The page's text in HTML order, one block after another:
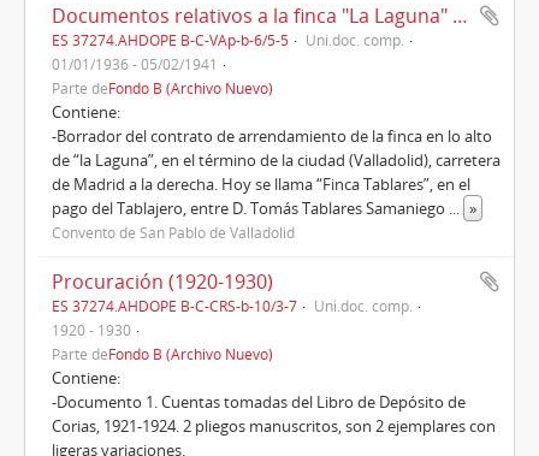
Documentos relativos a la finca "La Laguna" (1936-1941)
ES 37274.AHDOPE B-C-VAp-b-6/5-5
Uni.doc. comp.
01/01/1936 - 05/02/1941
Parte deFondo B (Archivo Nuevo)
Contiene:
-Borrador del contrato de arrendamiento de la finca en lo alto
de “la Laguna”, en el término de la ciudad (Valladolid), carretera
de Madrid a la derecha. Hoy se llama “Finca Tablares”, en el
pago del Tablajero, entre D. Tomás Tablares Samaniego ... »
Convento de San Pablo de Valladolid
Procuración (1920-1930)
ES 37274.AHDOPE B-C-CRS-b-10/3-7
Uni.doc. comp.
1920 - 1930
Parte deFondo B (Archivo Nuevo)
Contiene:
-Documento 1. Cuentas tomadas del Libro de Depósito de
Corias, 1921-1924. 2 pliegos manuscritos, son 2 ejemplares con
ligeras variaciones.